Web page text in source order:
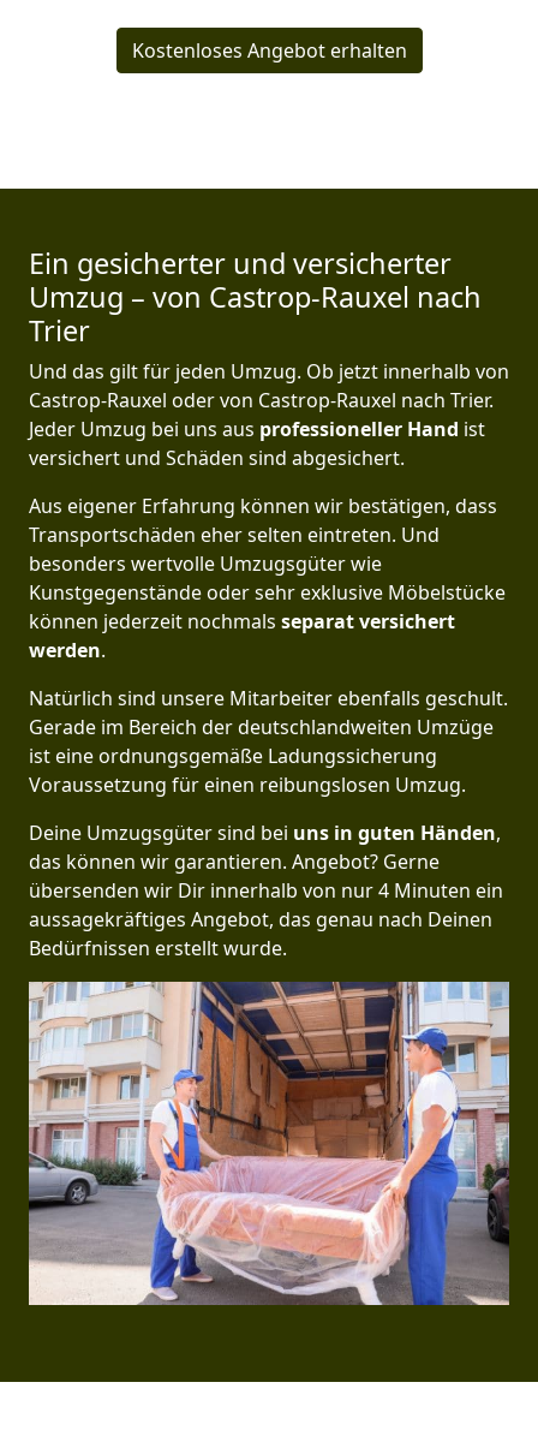
Kostenloses Angebot erhalten
Ein gesicherter und versicherter
Umzug – von Castrop-Rauxel nach
Trier
Und das gilt für jeden Umzug. Ob jetzt innerhalb von
Castrop-Rauxel oder von Castrop-Rauxel nach Trier.
Jeder Umzug bei uns aus professioneller Hand ist
versichert und Schäden sind abgesichert.
Aus eigener Erfahrung können wir bestätigen, dass
Transportschäden eher selten eintreten. Und
besonders wertvolle Umzugsgüter wie
Kunstgegenstände oder sehr exklusive Möbelstücke
können jederzeit nochmals separat versichert
werden.
Natürlich sind unsere Mitarbeiter ebenfalls geschult.
Gerade im Bereich der deutschlandweiten Umzüge
ist eine ordnungsgemäße Ladungssicherung
Voraussetzung für einen reibungslosen Umzug.
Deine Umzugsgüter sind bei uns in guten Händen,
das können wir garantieren. Angebot? Gerne
übersenden wir Dir innerhalb von nur 4 Minuten ein
aussagekräftiges Angebot, das genau nach Deinen
Bedürfnissen erstellt wurde.